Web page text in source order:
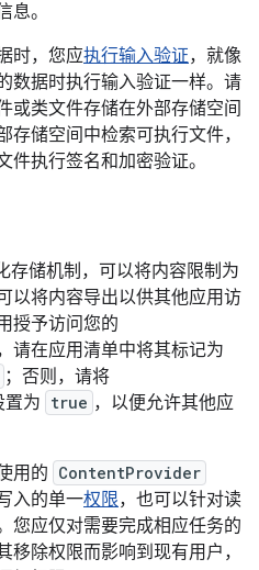
。
时，您应执行输入验证，就像
数据时执行输入验证一样。请
或类文件存储在外部存储空间
储空间中检索可执行文件，
执行签名和加密验证。
存储机制，可以将内容限制为
以将内容导出以供其他应用访
授予访问您的
请在应用清单中将其标记为
；否则，请将
置为 true ，以便允许其他应
用的 ContentProvider
入的单一权限，也可以针对读
您应仅对需要完成相应任务的
除权限而影响到现有用户，